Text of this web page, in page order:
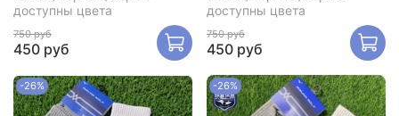
доступны цвета
750 руб
450 руб
доступны цвета
750 руб
450 руб
-26% -26%